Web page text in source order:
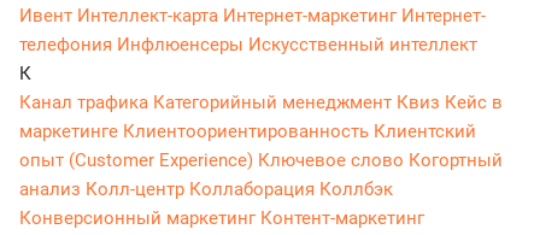
Ивент Интеллект-карта Интернет-маркетинг Интернет-
телефония Инфлюенсеры Искусственный интеллект
К
Канал трафика Категорийный менеджмент Квиз Кейс в
маркетинге Клиентоориентированность Клиентский
опыт (Customer Experience) Ключевое слово Когортный
анализ Колл-центр Коллаборация Коллбэк
Конверсионный маркетинг Контент-маркетинг